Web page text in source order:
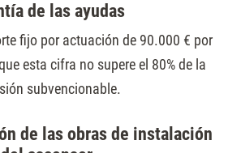
de las ayudas
fijo por actuación de 90.000 € por
esta cifra no supere el 80% de la
subvencionable.
de las obras de instalación